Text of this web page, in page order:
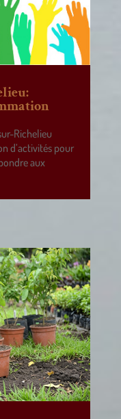
Richelieu
d’activités pour
aux